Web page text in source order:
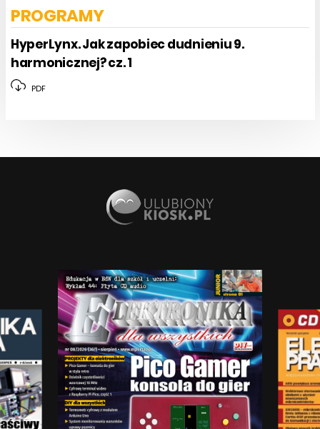
PROGRAMY
HyperLynx. Jak zapobiec dudnieniu 9.
harmonicznej? cz. 1
PDF